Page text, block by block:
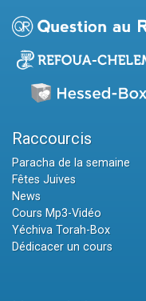
Raccourcis
Paracha de la semaine
Fêtes Juives
News
Cours Mp3-Vidéo
Yéchiva Torah-Box
Dédicacer un cours